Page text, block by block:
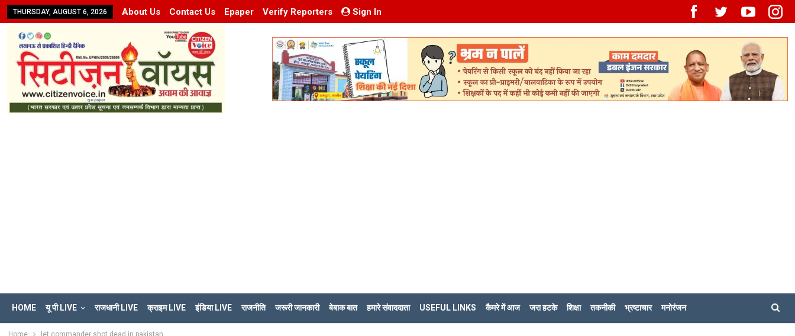
THURSDAY, AUGUST 6, 2026 About Us Contact Us Epaper Verify Reporters Sign In
HOME यू पी LIVE राजधानी LIVE क्राइम LIVE इंडिया LIVE राजनीति जरूरी जानकारी बेबाक बात हमारे संवाददाता USEFUL LINKS कैमरे में आज जरा हटके शिक्षा तकनीकी भ्रष्टाचार मनोरंजन
Home let commander shot dead in pakistan